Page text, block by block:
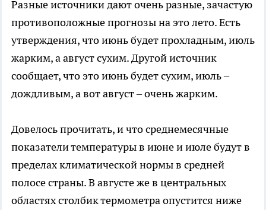
Разные источники дают очень разные, зачастую
противоположные прогнозы на это лето. Есть
утверждения, что июнь будет прохладным, июль
жарким, а август сухим. Другой источник
сообщает, что это июнь будет сухим, июль –
дождливым, а вот август – очень жарким.
Довелось прочитать, и что среднемесячные
показатели температуры в июне и июле будут в
пределах климатической нормы в средней
полосе страны. В августе же в центральных
областях столбик термометра опустится ниже